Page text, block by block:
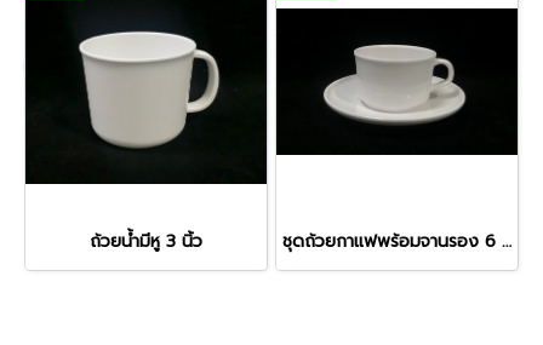
ถ้วยน้ำมีหู 3 นิ้ว ชุดถ้วยกาแฟพร้อมจานรอง 6 นิ้ว